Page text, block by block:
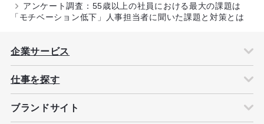
アンケート調査：55歳以上の社員における最大の課題は
「モチベーション低下」人事担当者に聞いた課題と対策とは
企業サービス
仕事を探す
ブランドサイト